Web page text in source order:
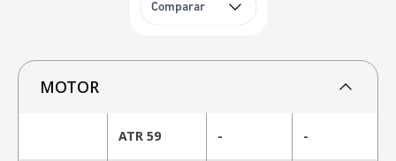
Comparar
MOTOR
ATR 59 - -